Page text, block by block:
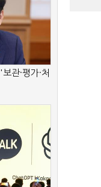
관·평가·처